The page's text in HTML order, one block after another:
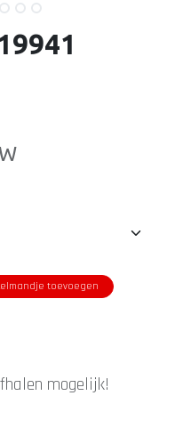
toevoegen
mogelijk!